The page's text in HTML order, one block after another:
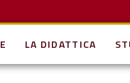
LA DIDATTICA